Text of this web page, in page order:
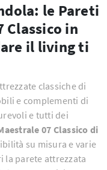
le Pareti
Classico in
il living ti
classiche di
e complementi di
e tutti dei
07 Classico di
su misura e varie
la parete attrezzata